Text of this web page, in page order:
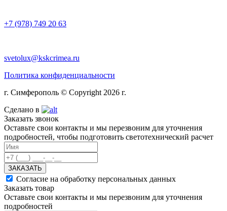
+7 (978) 749 20 63
svetolux@kskcrimea.ru
Политика конфиденциальности
г. Симферополь © Copyright 2026 г.
Сделано в
Заказать звонок
Оставьте свои контакты и мы перезвоним для уточнения
подробностей, чтобы подготовить светотехнический расчет
ЗАКАЗАТЬ
Согласие на обработку персональных данных
Заказать товар
Оставьте свои контакты и мы перезвоним для уточнения
подробностей